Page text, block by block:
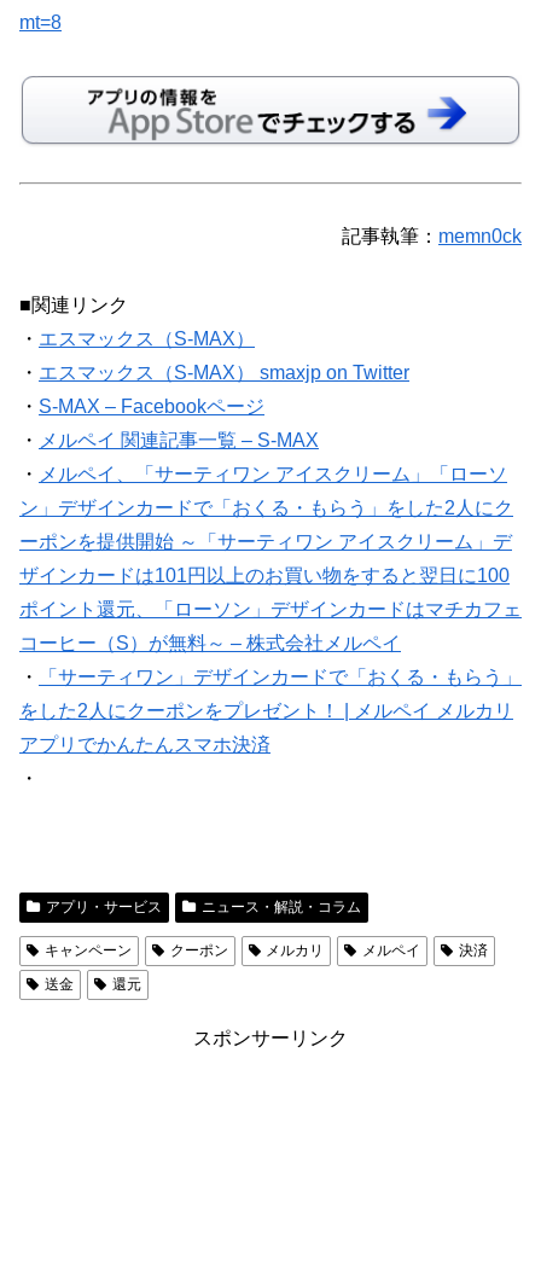
mt=8
記事執筆： memn0ck
■関連リンク
・ エスマックス（S-MAX）
・ エスマックス（S-MAX） smaxjp on Twitter
・ S-MAX – Facebookページ
・ メルペイ 関連記事一覧 – S-MAX
・ メルペイ、「サーティワン アイスクリーム」「ローソ
ン」デザインカードで「おくる・もらう」をした2人にク
ーポンを提供開始 ～「サーティワン アイスクリーム」デ
ザインカードは101円以上のお買い物をすると翌日に100
ポイント還元、「ローソン」デザインカードはマチカフェ
コーヒー（S）が無料～ – 株式会社メルペイ
・
「サーティワン」デザインカードで「おくる・もらう」
をした2人にクーポンをプレゼント！ | メルペイ メルカリ
アプリでかんたんスマホ決済
・
アプリ・サービス ニュース・解説・コラム
キャンペーン クーポン メルカリ メルペイ
決済
送金
還元
スポンサーリンク